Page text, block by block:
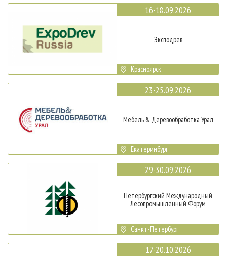
16-18.09.2026
Эксподрев
Красноярск
23-25.09.2026
Мебель & Деревообработка Урал
Екатеринбург
29-30.09.2026
Петербургский Международный
Лесопромышленный Форум
Санкт-Петербург
17-20.10.2026